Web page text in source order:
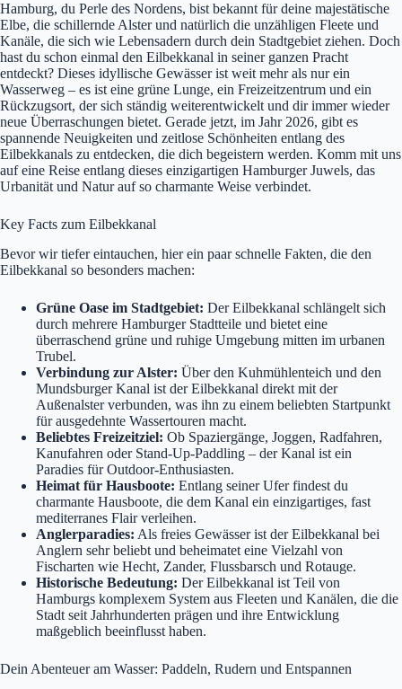
Hamburg, du Perle des Nordens, bist bekannt für deine majestätische
Elbe, die schillernde Alster und natürlich die unzähligen Fleete und
Kanäle, die sich wie Lebensadern durch dein Stadtgebiet ziehen. Doch
hast du schon einmal den Eilbekkanal in seiner ganzen Pracht
entdeckt? Dieses idyllische Gewässer ist weit mehr als nur ein
Wasserweg – es ist eine grüne Lunge, ein Freizeitzentrum und ein
Rückzugsort, der sich ständig weiterentwickelt und dir immer wieder
neue Überraschungen bietet. Gerade jetzt, im Jahr 2026, gibt es
spannende Neuigkeiten und zeitlose Schönheiten entlang des
Eilbekkanals zu entdecken, die dich begeistern werden. Komm mit uns
auf eine Reise entlang dieses einzigartigen Hamburger Juwels, das
Urbanität und Natur auf so charmante Weise verbindet.
Key Facts zum Eilbekkanal
Bevor wir tiefer eintauchen, hier ein paar schnelle Fakten, die den
Eilbekkanal so besonders machen:
Grüne Oase im Stadtgebiet: Der Eilbekkanal schlängelt sich
durch mehrere Hamburger Stadtteile und bietet eine
überraschend grüne und ruhige Umgebung mitten im urbanen
Trubel.
Verbindung zur Alster: Über den Kuhmühlenteich und den
Mundsburger Kanal ist der Eilbekkanal direkt mit der
Außenalster verbunden, was ihn zu einem beliebten Startpunkt
für ausgedehnte Wassertouren macht.
Beliebtes Freizeitziel: Ob Spaziergänge, Joggen, Radfahren,
Kanufahren oder Stand-Up-Paddling – der Kanal ist ein
Paradies für Outdoor-Enthusiasten.
Heimat für Hausboote: Entlang seiner Ufer findest du
charmante Hausboote, die dem Kanal ein einzigartiges, fast
mediterranes Flair verleihen.
Anglerparadies: Als freies Gewässer ist der Eilbekkanal bei
Anglern sehr beliebt und beheimatet eine Vielzahl von
Fischarten wie Hecht, Zander, Flussbarsch und Rotauge.
Historische Bedeutung: Der Eilbekkanal ist Teil von
Hamburgs komplexem System aus Fleeten und Kanälen, die die
Stadt seit Jahrhunderten prägen und ihre Entwicklung
maßgeblich beeinflusst haben.
Dein Abenteuer am Wasser: Paddeln, Rudern und Entspannen